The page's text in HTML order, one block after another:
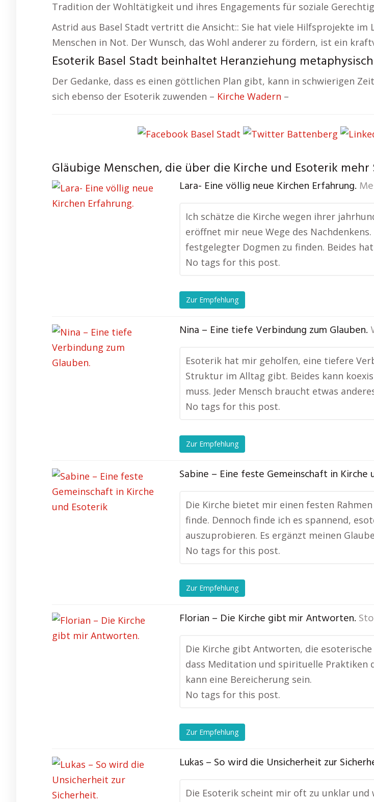
Tradition der Wohltätigkeit und ihres Engagements für soziale
Astrid aus Basel Stadt vertritt die Ansicht:: Sie hat viele Hilfsprojekte
Menschen in Not. Der Wunsch, das Wohl anderer zu fördern, ist ein
Esoterik Basel Stadt beinhaltet Heranziehung
Der Gedanke, dass es einen göttlichen Plan gibt, kann in schwierigen
sich ebenso der Esoterik zuwenden – Kirche Wadern –
Gläubige Menschen, die über die Kirche und Esoterik
Lara- Eine völlig neue Kirchen Erfahrung.
Ich schätze die Kirche wegen ihrer
eröffnet mir neue Wege des
festgelegter Dogmen zu finden. Beides
No tags for this post.
Zur Empfehlung
Nina – Eine tiefe Verbindung zum Glauben.
Esoterik hat mir geholfen, eine tiefere
Struktur im Alltag gibt. Beides kann
muss. Jeder Mensch braucht etwas
No tags for this post.
Zur Empfehlung
Sabine – Eine feste Gemeinschaft in Kirche
Die Kirche bietet mir einen festen
finde. Dennoch finde ich es spannend,
auszuprobieren. Es ergänzt meinen
No tags for this post.
Zur Empfehlung
Florian – Die Kirche gibt mir Antworten.
Die Kirche gibt Antworten, die
dass Meditation und spirituelle Praktiken
kann eine Bereicherung sein.
No tags for this post.
Zur Empfehlung
Lukas – So wird die Unsicherheit zur
Die Esoterik scheint mir oft zu unklar